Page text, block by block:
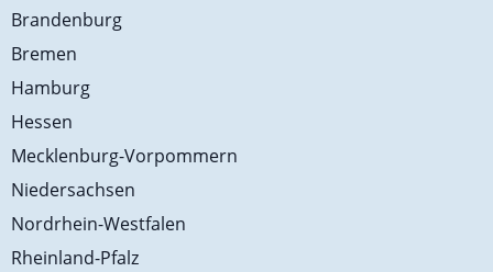
Brandenburg
Bremen
Hamburg
Hessen
Mecklenburg-Vorpommern
Niedersachsen
Nordrhein-Westfalen
Rheinland-Pfalz